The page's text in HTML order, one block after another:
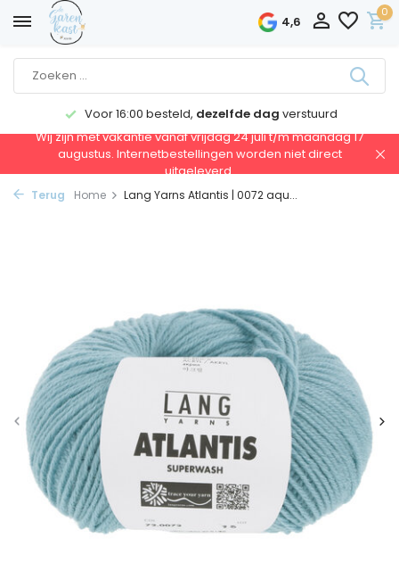
4,6
0
Voor 16:00 besteld, dezelfde dag verstuurd
Wij zijn met vakantie vanaf vrijdag 24 juli t/m maandag 17
augustus. Internetbestellingen worden niet direct
uitgeleverd.
Terug Home Lang Yarns Atlantis | 0072 aqu...